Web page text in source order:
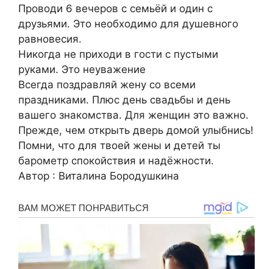
Проводи 6 вечеров с семьёй и один с
друзьями. Это необходимо для душевного
равновесия.
Никогда не приходи в гости с пустыми
руками. Это неуважение
Всегда поздравляй жену со всеми
праздниками. Плюс день свадьбы и день
вашего знакомства. Для женщин это важно.
Прежде, чем открыть дверь домой улыбнись!
Помни, что для твоей жены и детей ты
барометр спокойствия и надёжности.
Автор : Виталина Бородушкина